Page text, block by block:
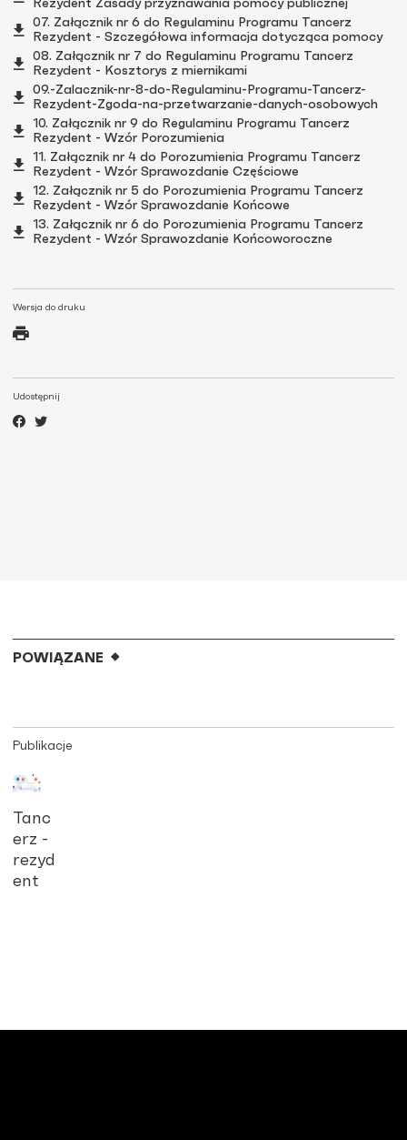
Wersja do druku
Udostępnij
Rezydent Zasady przyznawania pomocy publicznej
07. Załącznik nr 6 do Regulaminu Programu Tancerz
Rezydent - Szczegółowa informacja dotycząca pomocy
08. Załącznik nr 7 do Regulaminu Programu Tancerz
Rezydent - Kosztorys z miernikami
09.-Zalacznik-nr-8-do-Regulaminu-Programu-Tancerz-
Rezydent-Zgoda-na-przetwarzanie-danych-osobowych
10. Załącznik nr 9 do Regulaminu Programu Tancerz
Rezydent - Wzór Porozumienia
11. Załącznik nr 4 do Porozumienia Programu Tancerz
Rezydent - Wzór Sprawozdanie Częściowe
12. Załącznik nr 5 do Porozumienia Programu Tancerz
Rezydent - Wzór Sprawozdanie Końcowe
13. Załącznik nr 6 do Porozumienia Programu Tancerz
Rezydent - Wzór Sprawozdanie Końcoworoczne
POWIĄZANE
Publikacje
Tanc
erz -
rezyd
ent